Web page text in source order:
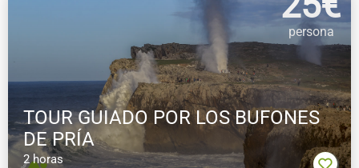
persona
TOUR GUIADO POR LOS BUFONES
DE PRÍA
2 horas